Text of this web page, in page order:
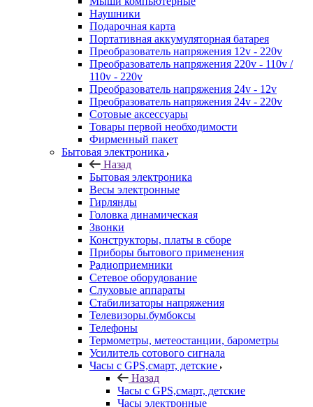
Наушники
Подарочная карта
Портативная аккумуляторная батарея
Преобразователь напряжения 12v - 220v
Преобразователь напряжения 220v - 110v /
110v - 220v
Преобразователь напряжения 24v - 12v
Преобразователь напряжения 24v - 220v
Сотовые аксессуары
Товары первой необходимости
Фирменный пакет
Бытовая электроника
Назад
Бытовая электроника
Весы электронные
Гирлянды
Головка динамическая
Звонки
Конструкторы, платы в сборе
Приборы бытового применения
Радиоприемники
Сетевое оборудование
Слуховые аппараты
Стабилизаторы напряжения
Телевизоры.бумбоксы
Телефоны
Термометры, метеостанции, барометры
Усилитель сотового сигнала
Часы с GPS,смарт, детские
Назад
Часы с GPS,смарт, детские
Часы электронные